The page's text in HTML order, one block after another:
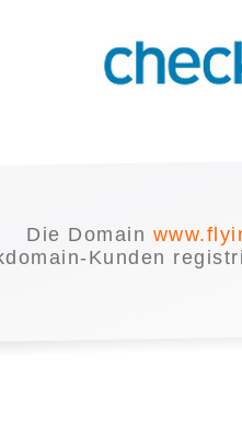
Die Domain
Kunden